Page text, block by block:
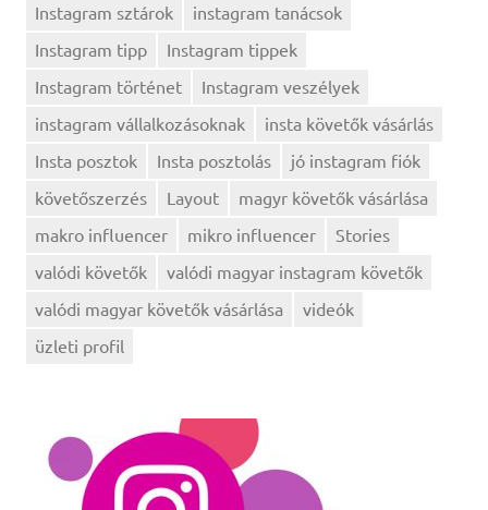
Instagram sztárok
instagram tanácsok
Instagram tipp
Instagram tippek
Instagram történet
Instagram veszélyek
instagram vállalkozásoknak
insta követők vásárlás
Insta posztok
Insta posztolás
jó instagram fiók
követőszerzés
Layout
magyr követők vásárlása
makro influencer
mikro influencer
Stories
valódi követők
valódi magyar instagram követők
valódi magyar követők vásárlása
videók
üzleti profil